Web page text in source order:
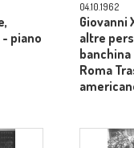
piano
04.10.1962
Giovanni
altre
Roma